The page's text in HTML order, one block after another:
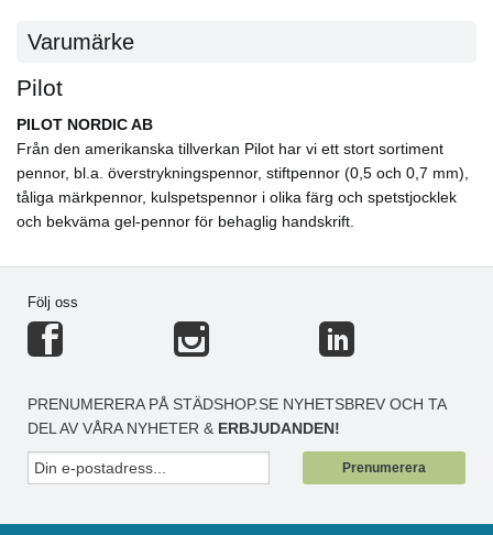
Varumärke
Pilot
PILOT NORDIC AB
Från den amerikanska tillverkan Pilot har vi ett stort sortiment
pennor, bl.a. överstrykningspennor, stiftpennor (0,5 och 0,7 mm),
tåliga märkpennor, kulspetspennor i olika färg och spetstjocklek
och bekväma gel-pennor för behaglig handskrift.
Följ oss
PRENUMERERA PÅ STÄDSHOP.SE NYHETSBREV OCH TA
DEL AV VÅRA NYHETER & ERBJUDANDEN!
Prenumerera